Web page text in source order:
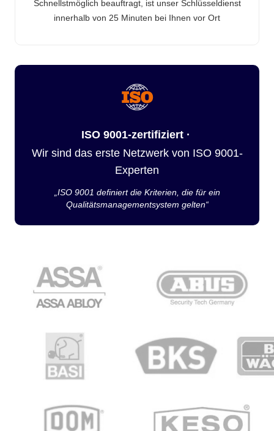
Schnellstmöglich beauftragt, ist unser Schlüsseldienst
innerhalb von 25 Minuten bei Ihnen vor Ort
ISO 9001-zertifiziert ·
Wir sind das erste Netzwerk von ISO 9001-
Experten
„ISO 9001 definiert die Kriterien, die für ein
Qualitätsmanagementsystem gelten“